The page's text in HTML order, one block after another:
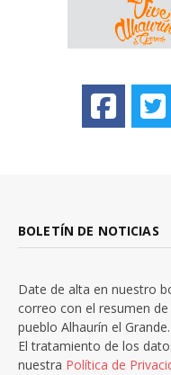
BOLETÍN DE NOTICIAS
Date de alta en nuestro
correo con el resumen
pueblo Alhaurín el Grande.
El tratamiento de los
nuestra Política de